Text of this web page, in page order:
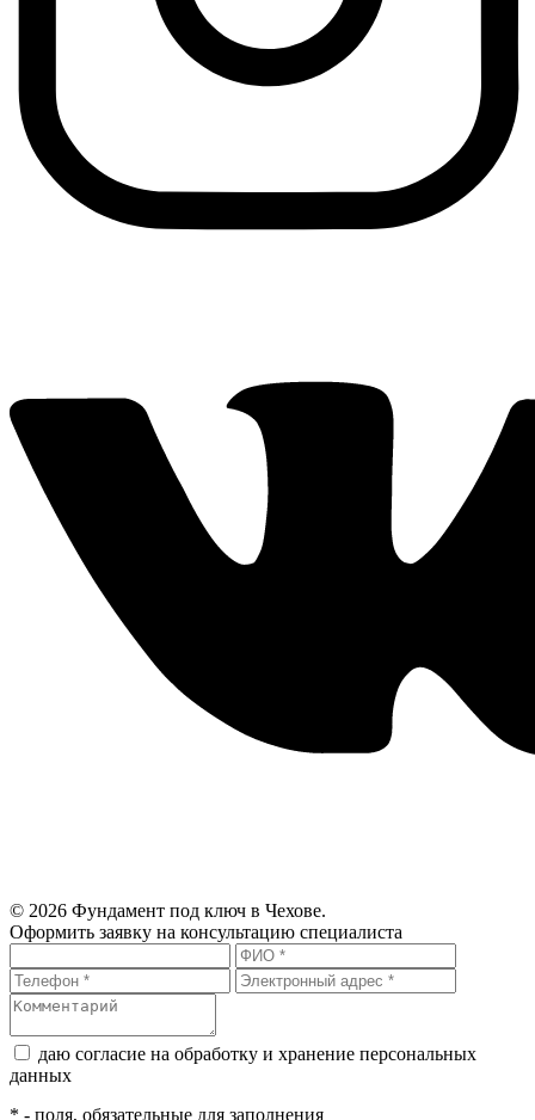
© 2026 Фундамент под ключ в Чехове.
Оформить заявку на консультацию специалиста
даю согласие на обработку и хранение персональных
данных
* - поля, обязательные для заполнения